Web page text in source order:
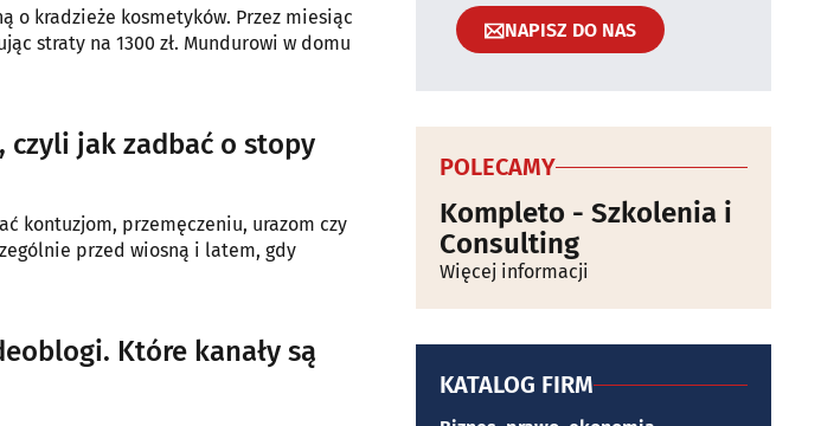
kradzieże kosmetyków. Przez miesiąc
straty na 1300 zł. Mundurowi w domu
czyli jak zadbać o stopy
kontuzjom, przemęczeniu, urazom czy
przed wiosną i latem, gdy
Które kanały są
NAPISZ DO NAS
POLECAMY
Kompleto - Szkolenia i
Consulting
Więcej informacji
KATALOG FIRM